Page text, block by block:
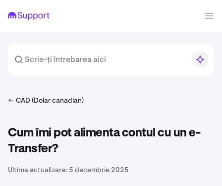
CAD (Dolar canadian)
Cum îmi pot alimenta contul cu un e-
Transfer?
Ultima actualizare: 5 decembrie 2025